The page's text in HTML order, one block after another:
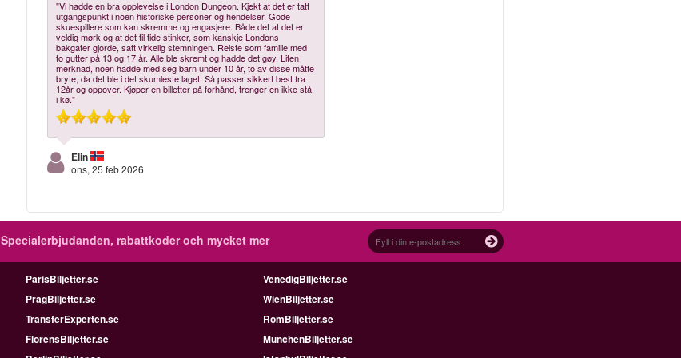
"Vi hadde en bra opplevelse i London Dungeon. Kjekt at det er tatt
utgangspunkt i noen historiske personer og hendelser. Gode
skuespillere som kan skremme og engasjere. Både det at det er
veldig mørk og at det til tide stinker, som kanskje Londons
bakgater gjorde, satt virkelig stemningen. Reiste som familie med
to gutter på 13 og 17 år. Alle ble skremt og hadde det gøy. Liten
merknad, noen hadde med seg barn under 10 år, to av disse måtte
bryte, da det ble i det skumleste laget. Så passer sikkert best fra
12år og oppover. Kjøper en billetter på forhånd, trenger en ikke stå
i kø."
Elin
ons, 25 feb 2026
Specialerbjudanden, rabattkoder och mycket mer
ParisBiljetter.se
VenedigBiljetter.se
PragBiljetter.se
WienBiljetter.se
TransferExperten.se
RomBiljetter.se
FlorensBiljetter.se
MunchenBiljetter.se